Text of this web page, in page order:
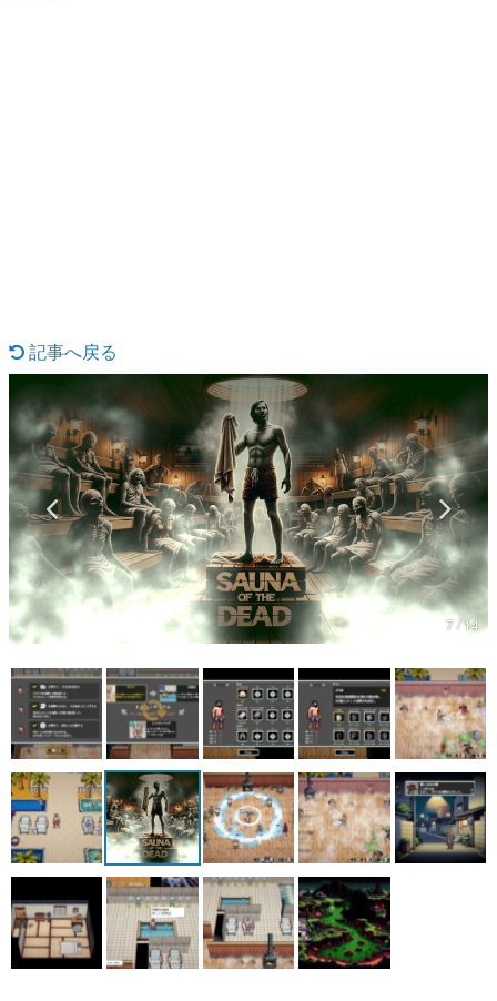
マンガ
女性向け
アプリレビュー
その他
電ファミニコゲーマーとは？
運営：株式会社マレ
記事へ戻る
7 / 14